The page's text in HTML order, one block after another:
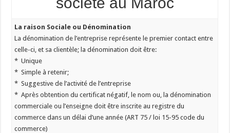
La raison Sociale ou Dénomination
La dénomination de l’entreprise représente le premier contact entre
celle-ci, et sa clientèle; la dénomination doit être:
* Unique
* Simple à retenir;
* Suggestive de l’activité de l’entreprise
* Après obtention du certificat négatif, le nom ou, la dénomination
commerciale ou l’enseigne doit être inscrite au registre du
commerce dans un délai d’une année (ART 75 / loi 15-95 code du
commerce)